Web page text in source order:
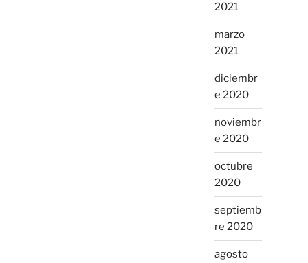
2021
marzo
2021
diciembr
e 2020
noviembr
e 2020
octubre
2020
septiemb
re 2020
agosto